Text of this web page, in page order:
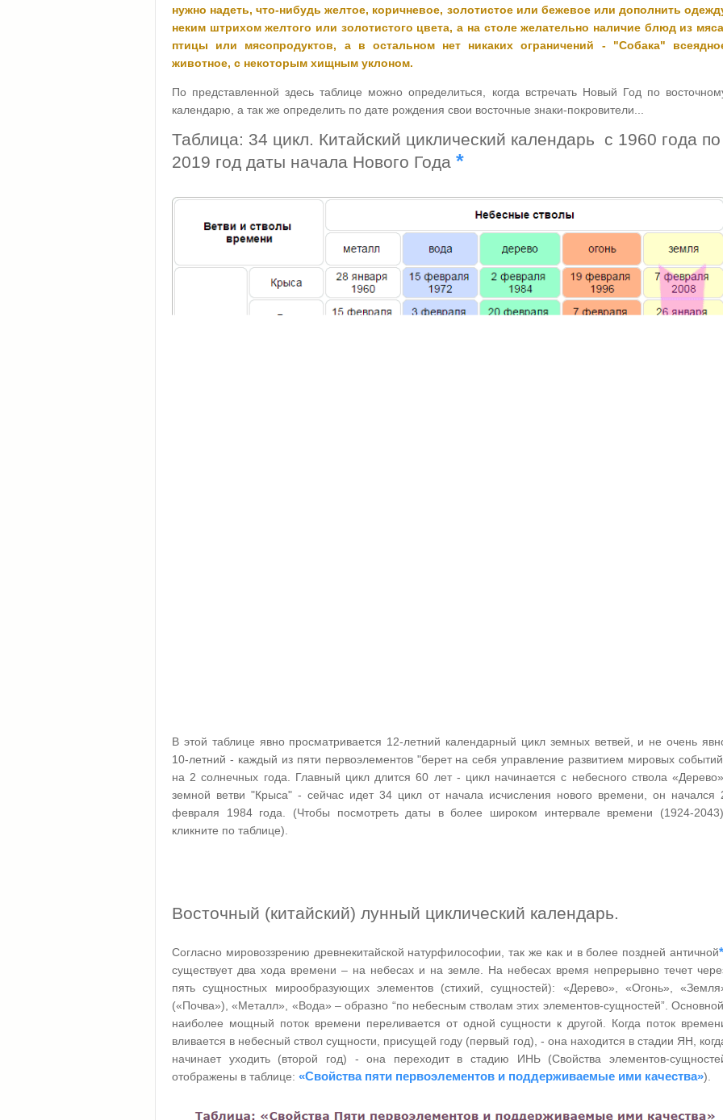
нужно надеть, что-нибудь желтое, коричневое, золотистое или бежевое или дополнить
неким штрихом желтого или золотистого цвета, а на столе желательно наличие блюд из
птицы или мясопродуктов, а в остальном нет никаких ограничений - "Собака"
животное, с некоторым хищным уклоном.
По представленной здесь таблице можно определиться, когда встречать Новый Год по
календарю, а так же определить по дате рождения свои восточные знаки-покровители...
Таблица: 34 цикл. Китайский циклический календарь с 1960 года по
2019 год даты начала Нового Года *
В этой таблице явно просматривается 12-летний календарный цикл земных ветвей, и не очень
10-летний - каждый из пяти первоэлементов "берет на себя управление развитием мировых
на 2 солнечных года. Главный цикл длится 60 лет - цикл начинается с небесного ствола
земной ветви "Крыса" - сейчас идет 34 цикл от начала исчисления нового времени, он начался
февраля 1984 года. (Чтобы посмотреть даты в более широком интервале времени (1924-
кликните по таблице).
Восточный (китайский) лунный циклический календарь.
Согласно мировоззрению древнекитайской натурфилософии, так же как и в более поздней античной*
существует два хода времени – на небесах и на земле. На небесах время непрерывно течет
пять сущностных мирообразующих элементов (стихий, сущностей): «Дерево», «Огонь»,
(«Почва»), «Металл», «Вода» – образно “по небесным стволам этих элементов-сущностей”.
наиболее мощный поток времени переливается от одной сущности к другой. Когда поток
вливается в небесный ствол сущности, присущей году (первый год), - она находится в стадии ЯН,
начинает уходить (второй год) - она переходит в стадию ИНЬ (Свойства элементов-
отображены в таблице: «Свойства пяти первоэлементов и поддерживаемые ими качества»).